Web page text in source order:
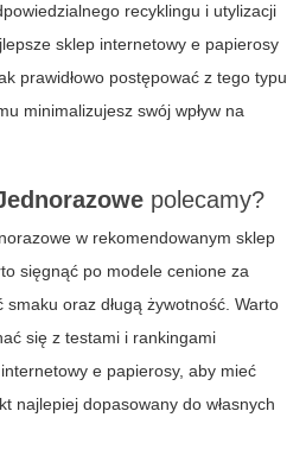
recyklingu i utylizacji
sklep internetowy e papierosy
prawidłowo postępować z tego typu
minimalizujesz swój wpływ na
polecamy?
w rekomendowanym sklep
sięgnąć po modele cenione za
oraz długą żywotność. Warto
się z testami i rankingami
e papierosy, aby mieć
najlepiej dopasowany do własnych